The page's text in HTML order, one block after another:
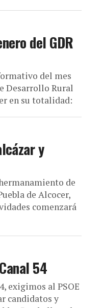
del GDR
del mes
Desarrollo Rural
en su totalidad:
y
de
de Alcocer,
comenzará
54
exigimos al PSOE
candidatos y